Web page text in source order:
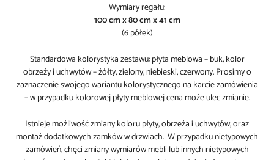
Wymiary regału:
100 cm x 80 cm x 41 cm
(6 półek)
Standardowa kolorystyka zestawu: płyta meblowa – buk, kolor
obrzeży i uchwytów – żółty, zielony, niebieski, czerwony. Prosimy o
zaznaczenie swojego wariantu kolorystycznego na karcie zamówienia
– w przypadku kolorowej płyty meblowej cena może ulec zmianie.
Istnieje możliwość zmiany koloru płyty, obrzeża i uchwytów, oraz
montaż dodatkowych zamków w drzwiach. W przypadku nietypowych
zamówień, chęci zmiany wymiarów mebli lub innych nietypowych